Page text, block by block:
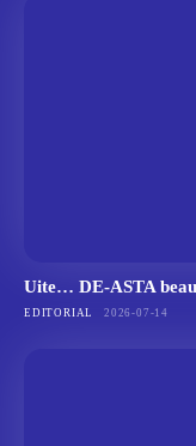
Uite… DE-ASTA
EDITORIAL 2026-07-14